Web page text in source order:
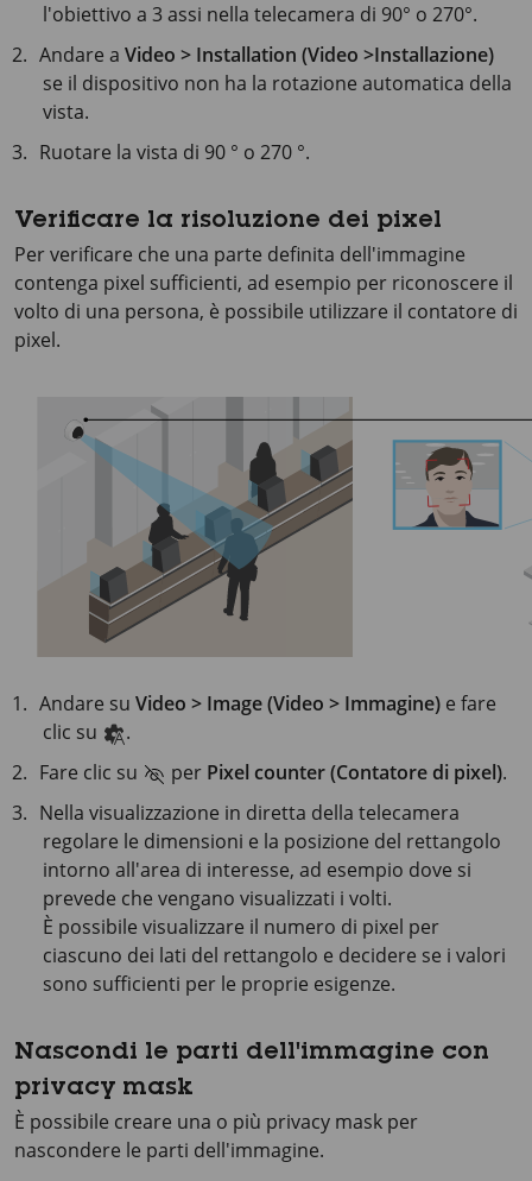
l'obiettivo a 3 assi nella telecamera di 90° o 270°.
Andare aVideo > Installation (Video >Installazione)
se il dispositivo non ha la rotazione automatica della
vista.
Ruotare la vista di 90 ° o 270 °.
Verificare la risoluzione dei pixel
Per verificare che una parte definita dell'immagine
contenga pixel sufficienti, ad esempio per riconoscere il
volto di una persona, è possibile utilizzare il contatore di
pixel.
Andare suVideo > Image (Video > Immagine) e fare
clic su
.
Fare clic su
per Pixel counter (Contatore di pixel).
Nella visualizzazione in diretta della telecamera
regolare le dimensioni e la posizione del rettangolo
intorno all'area di interesse, ad esempio dove si
prevede che vengano visualizzati i volti.
È possibile visualizzare il numero di pixel per
ciascuno dei lati del rettangolo e decidere se i valori
sono sufficienti per le proprie esigenze.
Nascondi le parti dell'immagine con
privacy mask
È possibile creare una o più privacy mask per
nascondere le parti dell'immagine.